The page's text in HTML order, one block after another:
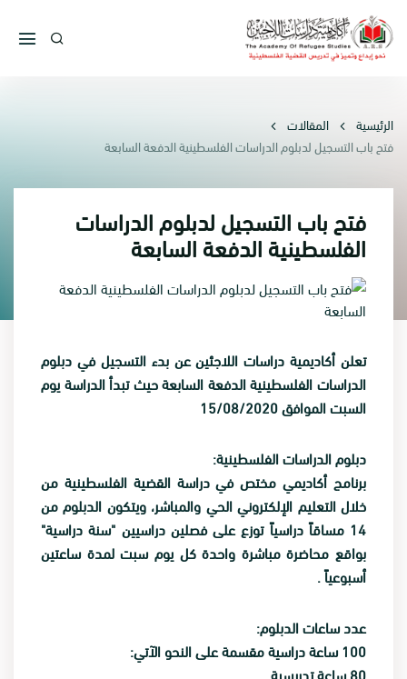
الرئيسية
المقالات
فتح باب التسجيل لدبلوم الدراسات الفلسطينية الدفعة السابعة
فتح باب التسجيل لدبلوم الدراسات
الفلسطينية الدفعة السابعة
تعلن أكاديمية دراسات اللاجئين عن بدء التسجيل في دبلوم
الدراسات الفلسطينية الدفعة السابعة حيث تبدأ الدراسة يوم
السبت الموافق 15/08/2020
دبلوم الدراسات الفلسطينية:
برنامج أكاديمي مختص في دراسة القضية الفلسطينية من
خلال التعليم الإلكتروني الحي والمباشر، ويتكون الدبلوم من
14 مساقاً دراسياً توزع على فصلين دراسيين "سنة دراسية"
بواقع محاضرة مباشرة واحدة كل يوم سبت لمدة ساعتين
أسبوعياً .
عدد ساعات الدبلوم:
100 ساعة دراسية مقسمة على النحو الآتي: